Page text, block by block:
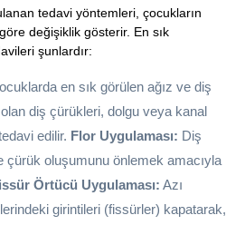
tedavi yöntemleri, çocukların
değişiklik gösterir. En sık
şunlardır:
en sık görülen ağız ve diş
olan diş çürükleri, dolgu veya kanal
edilir. Flor Uygulaması: Diş
çürük oluşumunu önlemek amacıyla
Örtücü Uygulaması: Azı
girintileri (fissürler) kapatarak,